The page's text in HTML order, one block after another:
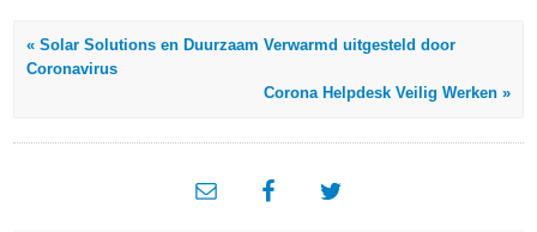
« Solar Solutions en Duurzaam Verwarmd uitgesteld door
Coronavirus
Corona Helpdesk Veilig Werken »